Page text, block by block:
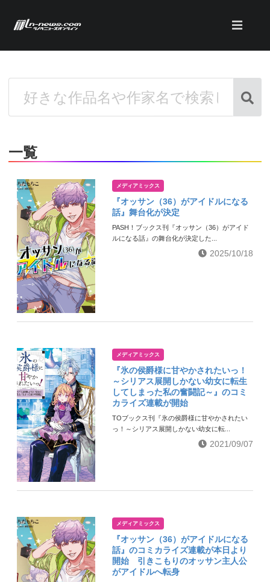
一覧
メディアミックス
『オッサン（36）がアイドルになる
話』舞台化が決定
PASH！ブックス刊『オッサン（36）がアイド
ルになる話』の舞台化が決定した...
2025/10/18
メディアミックス
『氷の侯爵様に甘やかされたいっ！
～シリアス展開しかない幼女に転生
してしまった私の奮闘記～』のコミ
カライズ連載が開始
TOブックス刊『氷の侯爵様に甘やかされたい
っ！～シリアス展開しかない幼女に転...
2021/09/07
メディアミックス
『オッサン（36）がアイドルになる
話』のコミカライズ連載が本日より
開始 引きこもりのオッサン主人公
がアイドルへ転身